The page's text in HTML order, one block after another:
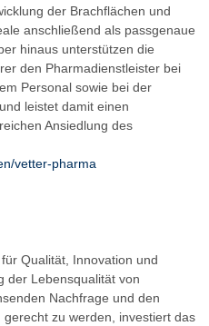
der Brachflächen und
anschließend als passgenaue
hinaus unterstützen die
den Pharmadienstleister bei
Personal sowie bei der
leistet damit einen
Ansiedlung des
vetter-pharma
Qualität, Innovation und
der Lebensqualität von
Nachfrage und den
zu werden, investiert das